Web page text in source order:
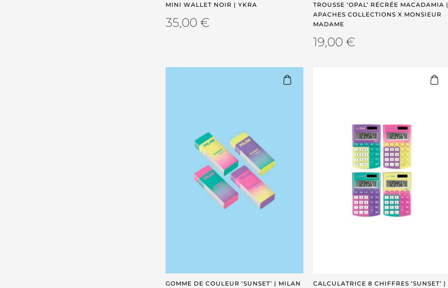
MINI WALLET NOIR | YKRA
35,00 €
TROUSSE ‘OPAL’ RÉCRÉE MACADAMIA |
APACHES COLLECTIONS X MONSIEUR
MADAME
19,00 €
GOMME DE COULEUR ‘SUNSET’ | MILAN
CALCULATRICE 8 CHIFFRES ‘SUNSET’ |